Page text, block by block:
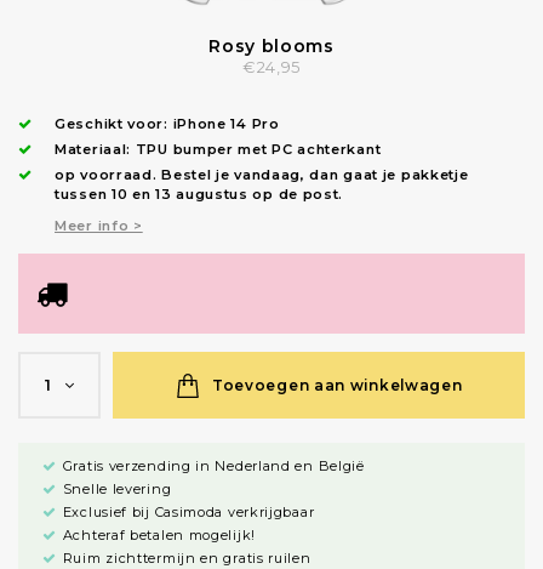
Rosy blooms
€24,95
Geschikt voor: iPhone 14 Pro
Materiaal: TPU bumper met PC achterkant
op voorraad.Bestel je vandaag, dan gaat je pakketje
tussen 10 en 13 augustus op de post.
Meer info >
1 Toevoegen aan winkelwagen
Gratis verzending in Nederland en België
Snelle levering
Exclusief bij Casimoda verkrijgbaar
Achteraf betalen mogelijk!
Ruim zichttermijn en gratis ruilen